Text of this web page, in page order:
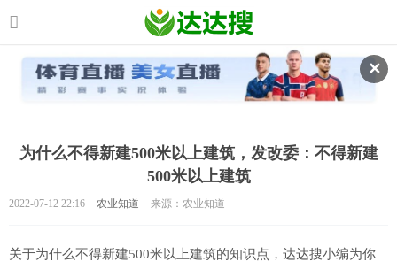
✕
为什么不得新建500米以上建筑，发改委：不得新建
500米以上建筑
2022-07-12 22:16 农业知道 来源：农业知道
关于为什么不得新建500米以上建筑的知识点，达达搜小编为你